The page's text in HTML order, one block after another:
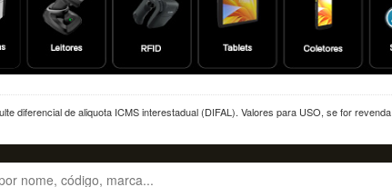
diferencial de aliquota ICMS interestadual (DIFAL). Valores para USO, se for